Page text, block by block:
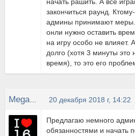
закончиться раунд.
админы принимают меры.
онли нужно оставить
на игру особо не влияет.
долго (хотя 3 минуты
время), то это его
20 декабря 2018 г, 14:22
Предлагаю немного
обязанностями и начать